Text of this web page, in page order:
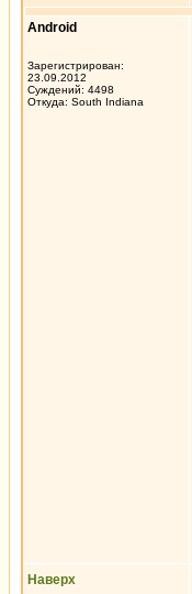
Android
Зарегистрирован:
23.09.2012
Суждений: 4498
Откуда: South Indiana
Наверх